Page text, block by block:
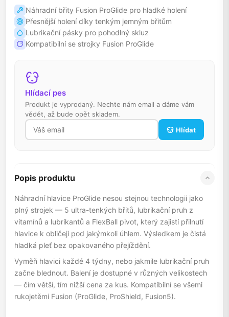
Náhradní břity Fusion ProGlide pro hladké holení
Přesnější holení díky tenkým jemným břitům
Lubrikační pásky pro pohodlný skluz
Kompatibilní se strojky Fusion ProGlide
Hlídací pes
Produkt je vyprodaný. Nechte nám email a dáme vám
vědět, až bude opět skladem.
Hlídat
Popis produktu
Náhradní hlavice ProGlide nesou stejnou technologii jako
plný strojek — 5 ultra-tenkých břitů, lubrikační pruh z
vitamínů a lubrikantů a FlexBall pivot, který zajistí přilnutí
hlavice k obličeji pod jakýmkoli úhlem. Výsledkem je čistá
hladká pleť bez opakovaného přejíždění.
Vyměň hlavici každé 4 týdny, nebo jakmile lubrikační pruh
začne blednout. Balení je dostupné v různých velikostech
— čím větší, tím nižší cena za kus. Kompatibilní se všemi
rukojetěmi Fusion (ProGlide, ProShield, Fusion5).